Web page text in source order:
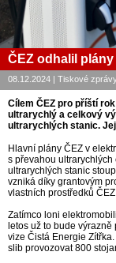
ČEZ odhalil
08.12.2024 | Tiskové
Cílem ČEZ pro příští
ultrarychlý a celkový
ultrarychlých stanic.
Hlavní plány ČEZ v
s převahou ultrarychlých
ultrarychlých stanic
vzniká díky grantovým
vlastních prostředků
Zatímco loni
letos už to bude
vize Čistá Energie
slib provozovat 800